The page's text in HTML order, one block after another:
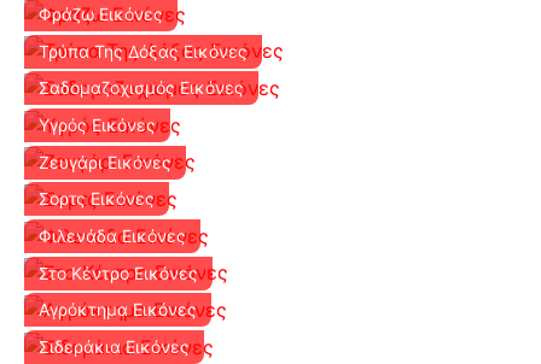
Φράζω Εικόνες
Τρύπα Της Δόξας Εικόνες
Σαδομαζοχισμός Εικόνες
Υγρός Εικόνες
Ζευγάρι Εικόνες
Σορτς Εικόνες
Φιλενάδα Εικόνες
Στο Κέντρο Εικόνες
Αγρόκτημα Εικόνες
Σιδεράκια Εικόνες